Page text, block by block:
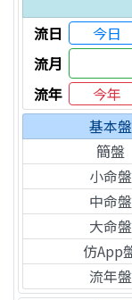
流日
今日
流月
流年
今年
基本盤
簡盤
小命盤
中命盤
大命盤
仿App
流年盤